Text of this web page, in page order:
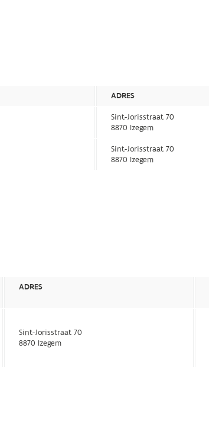
ADRES
Sint-Jorisstraat 70
8870 Izegem
Sint-Jorisstraat 70
8870 Izegem
ADRES
Sint-Jorisstraat 70
8870 Izegem